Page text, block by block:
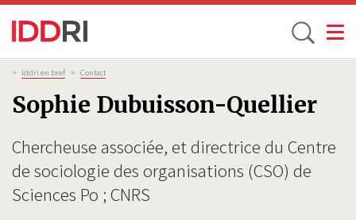
Aller
contenu
Toggle
Fil
d'Ariane
> Iddri en bref > Contact
Sophie Dubuisson-Quellier
Chercheuse associée, et directrice du Centre
de sociologie des organisations (CSO) de
Sciences Po ; CNRS